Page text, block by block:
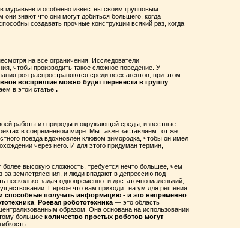
муравьев и особенно известны своим групповым
знают что они могут добиться большего, когда
создавать прочные конструкции всякий раз, когда
на все ограничения. Исследователи
чтобы производить такое сложное поведение. У
роя распространяются среди всех агентов, при этом
восприятие можно будет перенести в группу
в этой статье .
работы из природы и окружающей среды, известные
в современном мире. Мы также заставляем тот же
поезда вдохновлен клювом зимородка, чтобы он имел
через него. И для этого придуман термин,
высокую сложность, требуется нечто большее, чем
за землетрясения, и люди впадают в депрессию под
задач одновременно: и достаточно маленький,
Первое что вам приходит на ум для решения
способные получать информацию - и это непременно
Роевая робототехника — это область
образом. Она основана на использовании
большое количество простых роботов могут